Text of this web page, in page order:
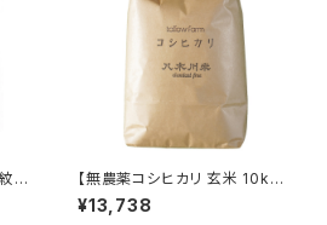
岩
【無農薬コシヒカリ 玄米 10kg】
蛇紋岩 特別栽培米 八木川米ケ
ミフリ 2025年産 令和７年産 令
¥13,738